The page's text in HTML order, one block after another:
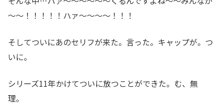
～～！！！！！ハァ～～～～！！！
そしてついにあのセリフが来た。言った。キャップが。つ
いに。
シリーズ11年かけてついに放つことができた。む、無
理。